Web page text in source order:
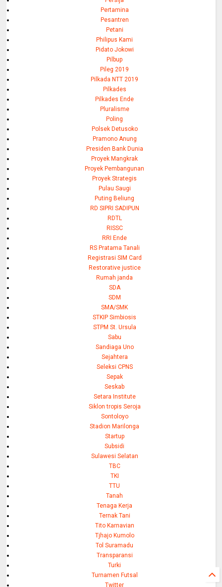
Pertamina
Pesantren
Petani
Philipus Kami
Pidato Jokowi
Pilbup
Pileg 2019
Pilkada NTT 2019
Pilkades
Pilkades Ende
Pluralisme
Poling
Polsek Detusoko
Pramono Anung
Presiden Bank Dunia
Proyek Mangkrak
Proyek Pembangunan
Proyek Strategis
Pulau Saugi
Puting Beliung
RD SIPRI SADIPUN
RDTL
RISSC
RRI Ende
RS Pratama Tanali
Registrasi SIM Card
Restorative justice
Rumah janda
SDA
SDM
SMA/SMK
STKIP Simbiosis
STPM St. Ursula
Sabu
Sandiaga Uno
Sejahtera
Seleksi CPNS
Sepak
Seskab
Setara Institute
Siklon tropis Seroja
Sontoloyo
Stadion Marilonga
Startup
Subsidi
Sulawesi Selatan
TBC
TKI
TTU
Tanah
Tenaga Kerja
Ternak Tani
Tito Karnavian
Tjhajo Kumolo
Tol Suramadu
Transparansi
Turki
Turnamen Futsal
Twitter